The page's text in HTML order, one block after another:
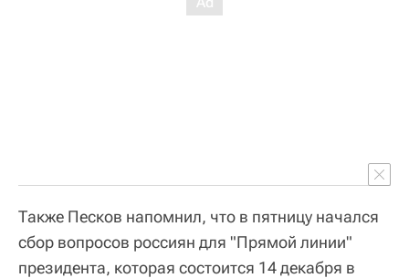
Также Песков напомнил, что в пятницу начался
сбор вопросов россиян для "Прямой линии"
президента, которая состоится 14 декабря в